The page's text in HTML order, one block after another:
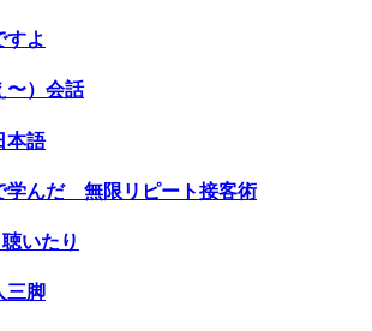
すよ
〜）会話
本語
学んだ 無限リピート接客術
いたり
三脚